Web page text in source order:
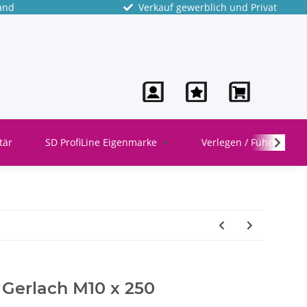
Verkauf gewerblich und Privat
SD ProfiLine Eigenmarke Verlegen / Führen
M10 x 250